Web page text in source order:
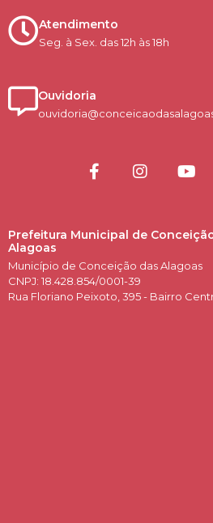
Atendimento
Seg. à Sex. das 12h às 18h
Ouvidoria
Prefeitura Municipal de
Alagoas
Município de Conceição das Alagoas
CNPJ: 18.428.854/0001-39
Rua Floriano Peixoto, 395 - Bairro